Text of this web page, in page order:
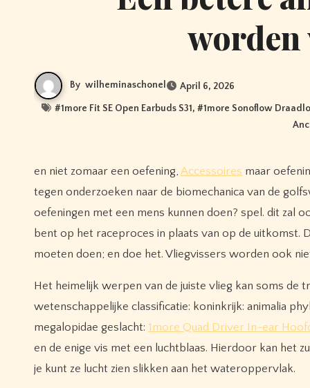
worden
By wilheminaschonel April 6, 2026
#1more Fit SE Open Earbuds S31, #1more Sonoflow
en niet zomaar een oefening, Accessoires maar
tegen onderzoeken naar de biomechanica van de
oefeningen met een mens kunnen doen? spel. dit zal
bent op het raceproces in plaats van op de uitkomst.
moeten doen; en doe het. Vliegvissers worden ook
Het heimelijk werpen van de juiste vlieg kan soms de
wetenschappelijke classificatie: koninkrijk: animalia
megalopidae geslacht: 1more Quad Driver In-ear
en de enige vis met een luchtblaas. Hierdoor kan het
je kunt ze lucht zien slikken aan het wateroppervlak.